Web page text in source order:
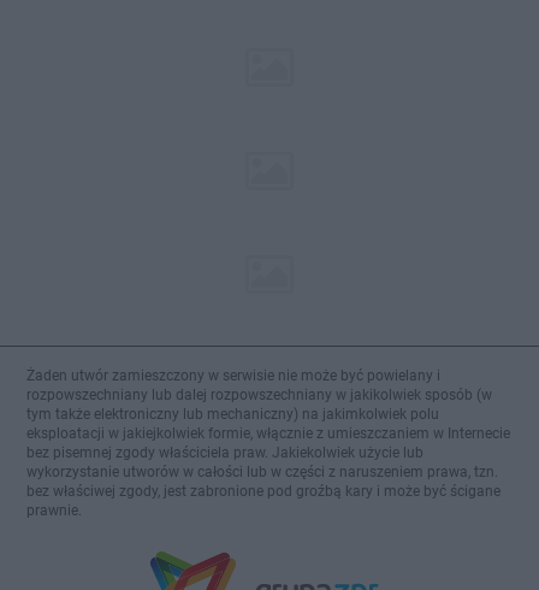
Żaden utwór zamieszczony w serwisie nie może być powielany i
rozpowszechniany lub dalej rozpowszechniany w jakikolwiek sposób (w
tym także elektroniczny lub mechaniczny) na jakimkolwiek polu
eksploatacji w jakiejkolwiek formie, włącznie z umieszczaniem w Internecie
bez pisemnej zgody właściciela praw. Jakiekolwiek użycie lub
wykorzystanie utworów w całości lub w części z naruszeniem prawa, tzn.
bez właściwej zgody, jest zabronione pod groźbą kary i może być ścigane
prawnie.